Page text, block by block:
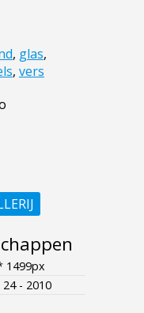
, glas,
, vers
1499px
24 - 2010